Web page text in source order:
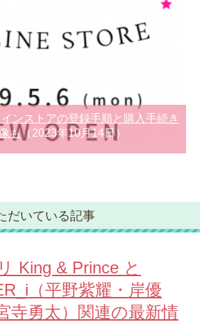
ンストアの登録手順と購入手続き
も（2023年10月14日）
だいている記事
King & Prince と
（平野紫耀・岸優
寺勇太）関連の最新情